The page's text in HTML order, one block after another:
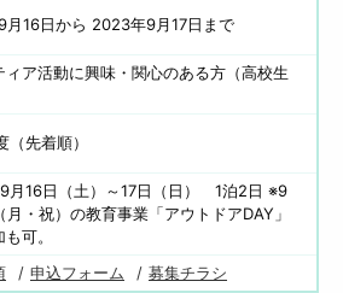
月16日から 2023年9月17日まで
ィア活動に興味・関心のある方（高校生
（先着順）
月16日（土）～17日（日） 1泊2日 ※9
月・祝）の教育事業「アウトドアDAY」
可。
申込フォーム 募集チラシ